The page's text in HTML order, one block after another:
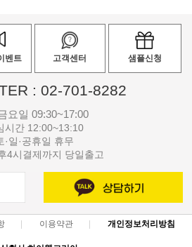
벤트 고객센터 샘플신청
: 02-701-8282
요일 09:30~17:00
시간 12:00~13:10
·일·공휴일 휴무
4시결제까지 당일출고
이용약관 개인정보처리방침